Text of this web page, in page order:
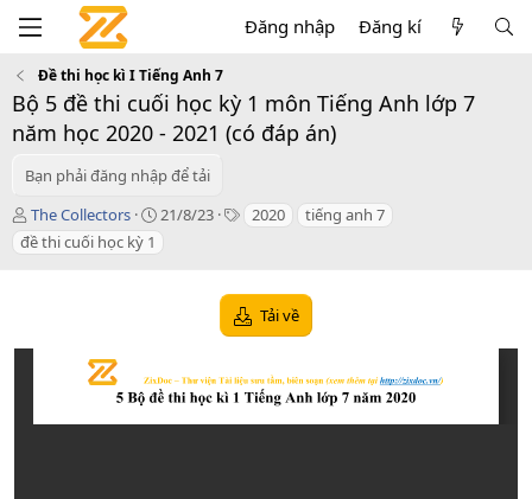
Đăng nhập Đăng kí
Đề thi học kì I Tiếng Anh 7
Bộ 5 đề thi cuối học kỳ 1 môn Tiếng Anh lớp 7
năm học 2020 - 2021 (có đáp án)
Bạn phải đăng nhập để tải
T
á
c
The Collectors
C
d
a
t
21/8/23
T 2020
tiếng anh 7
đề thi cuối học kỳ 1
Tải về